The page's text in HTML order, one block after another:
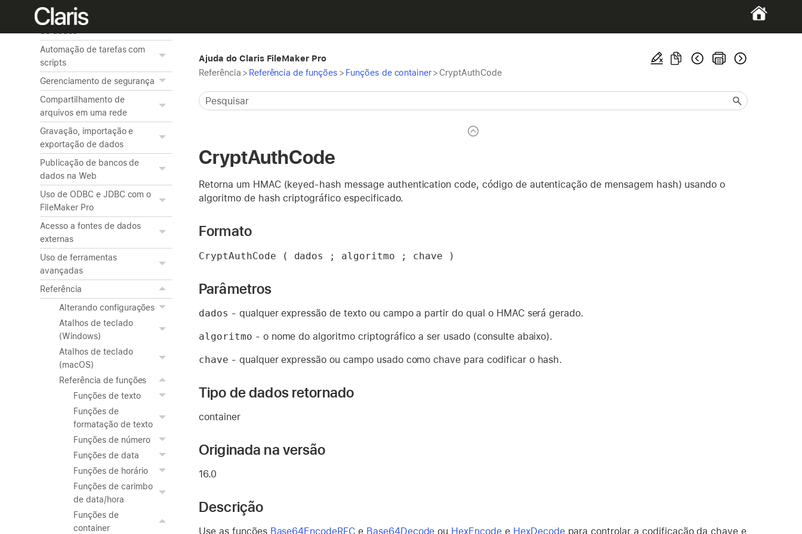
Criação de gráficos a partir
Automação de tarefas com
scripts
Gerenciamento de segurança
Compartilhamento de
arquivos em uma rede
Gravação, importação e
exportação de dados
Publicação de bancos de
dados na Web
Uso de ODBC e JDBC com o
FileMaker Pro
Acesso a fontes de dados
externas
Uso de ferramentas
avançadas
Referência
Alterando configurações
Atalhos de teclado
(Windows)
Atalhos de teclado
(macOS)
Referência de funções
Funções de texto
Funções de
formatação de texto
Funções de número
Funções de data
Funções de horário
Funções de carimbo
de data/hora
Funções de
container
Ajuda do Claris FileMaker Pro
Referência > Referência de funções > Funções de container> CryptAuthCode
CryptAuthCode
Retorna um HMAC (keyed-hash message authentication code, código de autenticação de mensagem hash) usando o
algoritmo de hash criptográfico especificado.
Formato
CryptAuthCode ( dados ; algoritmo ; chave )
Parâmetros
dados - qualquer expressão de texto ou campo a partir do qual o HMAC será gerado.
algoritmo - o nome do algoritmo criptográfico a ser usado (consulte abaixo).
chave - qualquer expressão ou campo usado como chave para codificar o hash.
Tipo de dados retornado
container
Originada na versão
16.0
Descrição
Use as funções Base64EncodeRFC e Base64Decode ou HexEncode e HexDecodepara controlar a codificação da chave e